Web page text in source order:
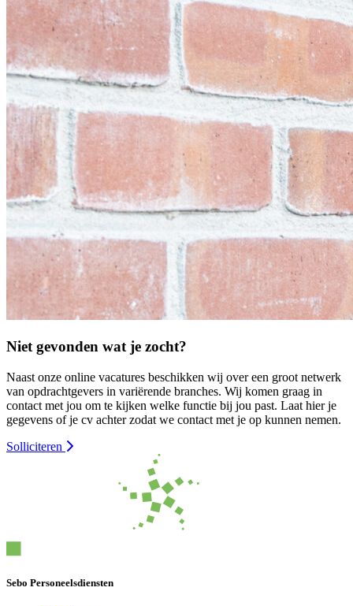
Niet gevonden wat je zocht?
Naast onze online vacatures beschikken wij over een groot netwerk
van opdrachtgevers in variërende branches. Wij komen graag in
contact met jou om te kijken welke functie bij jou past. Laat hier je
gegevens of je cv achter zodat we contact met je op kunnen nemen.
Solliciteren
Sebo Personeelsdiensten